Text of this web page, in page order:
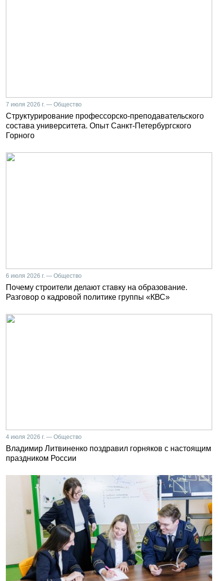
7 июля 2026 г. — Общество
Структурирование профессорско-преподавательского
состава университета. Опыт Санкт-Петербургского
Горного
6 июля 2026 г. — Общество
Почему строители делают ставку на образование.
Разговор о кадровой политике группы «КВС»
4 июля 2026 г. — Общество
Владимир Литвиненко поздравил горняков с настоящим
праздником России